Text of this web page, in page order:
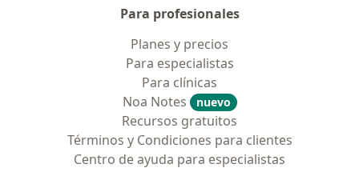
Para profesionales
Planes y precios
Para especialistas
Para clínicas
Noa Notes
nuevo
Recursos gratuitos
Términos y Condiciones para clientes
Centro de ayuda para especialistas